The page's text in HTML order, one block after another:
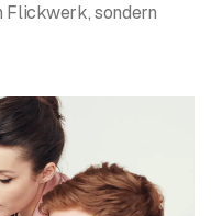
Flickwerk, sondern